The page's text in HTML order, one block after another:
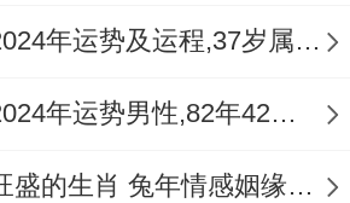
整，健康注意呼吸为你与筋
划，警惕合同陷阱。
：食神生财，才艺变现
1987年属兔女2024年运势及运程,37岁属兔人2024全年每月运势女性如何
1982年属狗人2024年运势男性,82年42岁属狗男2024年每月运程怎么样
2023年姻缘最旺盛的生肖 兔年情感姻缘运比较旺的属相